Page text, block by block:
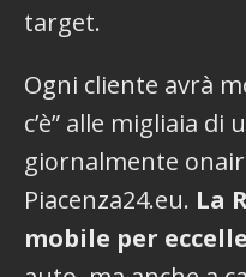
target.
Ogni cliente avrà
c’è” alle migliaia
giornalmente
Piacenza24.eu. La
mobile per